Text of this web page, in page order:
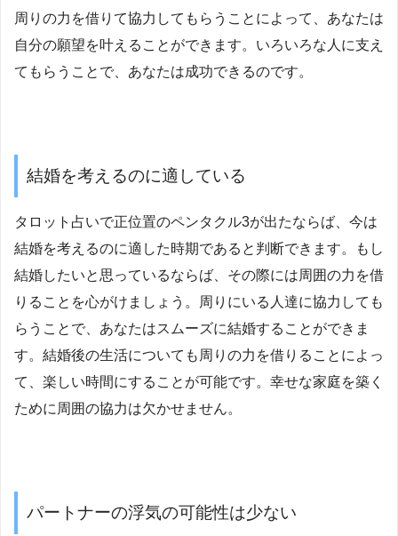
周りの力を借りて協力してもらうことによって、あなたは
自分の願望を叶えることができます。いろいろな人に支え
てもらうことで、あなたは成功できるのです。
結婚を考えるのに適している
タロット占いで正位置のペンタクル3が出たならば、今は
結婚を考えるのに適した時期であると判断できます。もし
結婚したいと思っているならば、その際には周囲の力を借
りることを心がけましょう。周りにいる人達に協力しても
らうことで、あなたはスムーズに結婚することができま
す。結婚後の生活についても周りの力を借りることによっ
て、楽しい時間にすることが可能です。幸せな家庭を築く
ために周囲の協力は欠かせません。
パートナーの浮気の可能性は少ない